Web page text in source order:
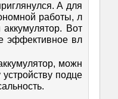
А для
работы, л
Вот
эффективное вл
можн
подце